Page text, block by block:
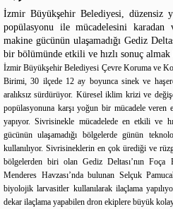
İzmir Büyükşehir Belediyesi, düzensiz
popülasyonu ile mücadelesini
makine gücünün ulaşamadığı Gediz
bir bölümünde etkili ve hızlı sonuç
İzmir Büyükşehir Belediyesi Çevre Koruma ve
Birimi, 30 ilçede 12 ay boyunca sinek ve
aralıksız sürdürüyor. Küresel iklim krizi ve
popülasyonuna karşı yoğun bir mücadele veren
yapıyor. Sivrisinekle mücadelede en etkili ve
gücünün ulaşamadığı bölgelerde günün
kullanılıyor. Sivrisineklerin en çok ürediği ve
bölgelerden biri olan Gediz Deltası’nın
Menderes Havzası’nda bulunan Selçuk
biyolojik larvasitler kullanılarak ilaçlama
dekar ilaçlama yapabilen dron ekiplere büyük